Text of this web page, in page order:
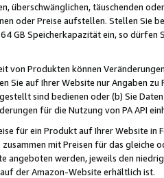
überschwänglichen, täuschenden
oder Preise aufstellen. Stellen Sie
GB Speicherkapazität ein, so dürfen
von Produkten können
Sie auf Ihrer Website nur Angaben
sind bedienen oder (b) Sie
für die Nutzung von PA API
für ein Produkt auf Ihrer Website
zusammen mit Preisen für das
angeboten werden, jeweils den
der Amazon-Website erhältlich ist.